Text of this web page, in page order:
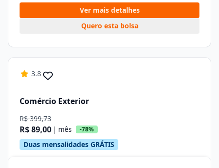
Ver mais detalhes
Quero esta bolsa
3.8
Comércio Exterior
R$ 399,73
R$ 89,00 | mês -78%
Duas mensalidades GRÁTIS